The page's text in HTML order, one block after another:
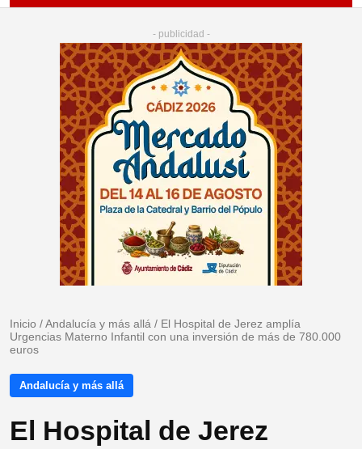
- publicidad -
Inicio /Andalucía y más allá / El Hospital de Jerez amplía
Urgencias Materno Infantil con una inversión de más de 780.000
euros
Andalucía y más allá
El Hospital de Jerez